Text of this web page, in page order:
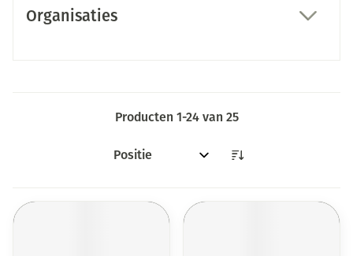
Organisaties
Producten 1-24van 25
Sorteer op: